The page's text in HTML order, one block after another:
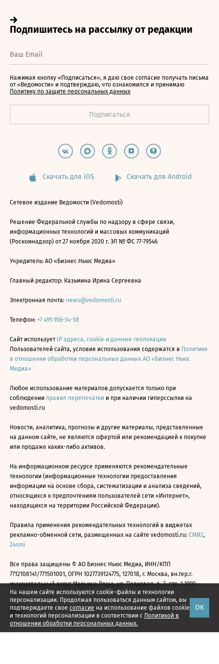
На нашем сайте используются cookie-файлы и технологии
персонализации. Продолжая пользоваться данным сайтом, вы
подтверждаете свое согласие на использование файлов cookie
и технологий персонализации в соответствии с Политикой в
отношении обработки персональных данных.
ОК
Нажимая кнопку «Подписаться», я даю свое согласие получать письма
от «Ведомости» и подтверждаю, что ознакомился и принимаю
Политику по защите персональных данных
Скачать для iOS Скачать для Android
Сетевое издание Ведомости (Vedomosti)
Решение Федеральной службы по надзору в сфере связи,
информационных технологий и массовых коммуникаций
(Роскомнадзор) от 27 ноября 2020 г. ЭЛ № ФС 77-79546
Учредитель: АО «Бизнес Ньюс Медиа»
Главный редактор: Казьмина Ирина Сергеевна
Электронная почта: news@vedomosti.ru
Телефон: +7 495 956-34-58
Сайт использует IP адреса, cookie и данные геолокации
Пользователей сайта, условия использования содержатся в Политике
в отношении обработки персональных данных АО «Бизнес Ньюс
Медиа»
Любое использование материалов допускается только при
соблюдении правил перепечатки и при наличии гиперссылки на
vedomosti.ru
Новости, аналитика, прогнозы и другие материалы, представленные
на данном сайте, не являются офертой или рекомендацией к покупке
или продаже каких-либо активов.
На информационном ресурсе применяются рекомендательные
технологии (информационные технологии предоставления
информации на основе сбора, систематизации и анализа сведений,
относящихся к предпочтениям пользователей сети «Интернет»,
находящихся на территории Российской Федерации).
Правила применения рекомендательных технологий в виджетах
рекламно-обменной сети, размещенных на сайте vedomosti.ru: СМИ2,
24smi
Все права защищены © АО Бизнес Ньюс Медиа, ИНН/КПП
7712108141/771501001, ОГРН 1027739124775, 127018, г. Москва, вн.тер.г.
муниципальный округ Марьина Роща, ул. Полковая, д. 3, стр. 1 1999—
2026